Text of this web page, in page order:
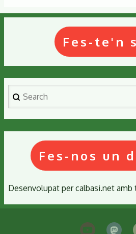
Fes-te'n
Search
Fes-nos un
Desenvolupat percalbasi.net amb